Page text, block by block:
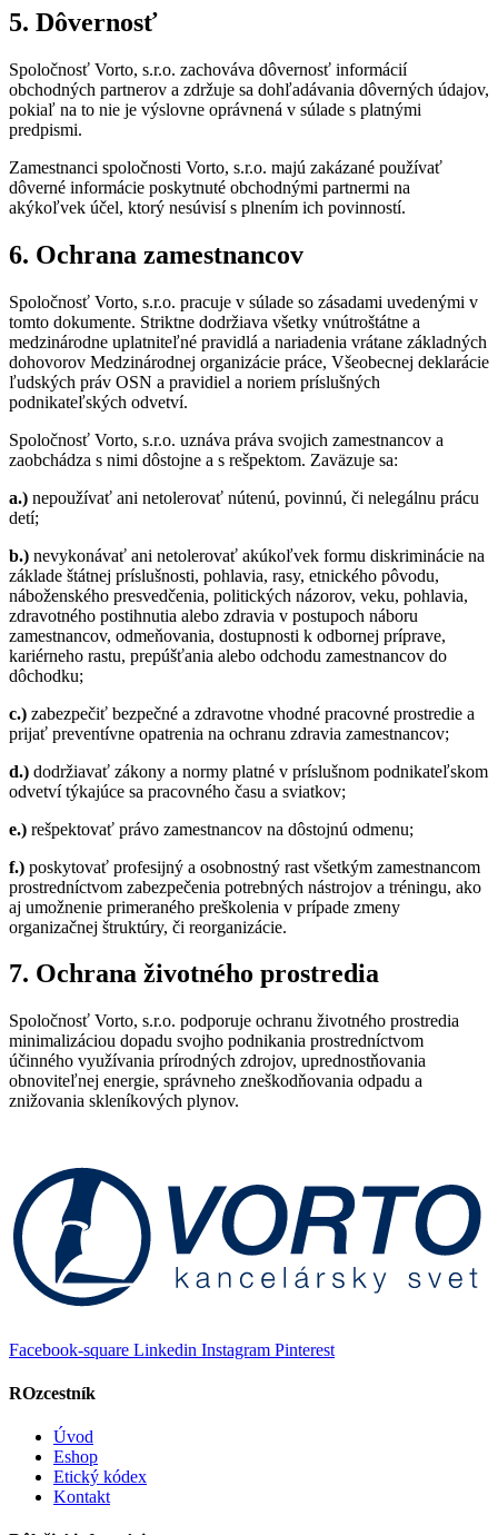
5. Dôvernosť
Spoločnosť Vorto, s.r.o. zachováva dôvernosť informácií
obchodných partnerov a zdržuje sa dohľadávania dôverných údajov,
pokiaľ na to nie je výslovne oprávnená v súlade s platnými
predpismi.
Zamestnanci spoločnosti Vorto, s.r.o. majú zakázané používať
dôverné informácie poskytnuté obchodnými partnermi na
akýkoľvek účel, ktorý nesúvisí s plnením ich povinností.
6. Ochrana zamestnancov
Spoločnosť Vorto, s.r.o. pracuje v súlade so zásadami uvedenými v
tomto dokumente. Striktne dodržiava všetky vnútroštátne a
medzinárodne uplatniteľné pravidlá a nariadenia vrátane základných
dohovorov Medzinárodnej organizácie práce, Všeobecnej deklarácie
ľudských práv OSN a pravidiel a noriem príslušných
podnikateľských odvetví.
Spoločnosť Vorto, s.r.o. uznáva práva svojich zamestnancov a
zaobchádza s nimi dôstojne a s rešpektom. Zaväzuje sa:
a.) nepoužívať ani netolerovať nútenú, povinnú, či nelegálnu prácu
detí;
b.) nevykonávať ani netolerovať akúkoľvek formu diskriminácie na
základe štátnej príslušnosti, pohlavia, rasy, etnického pôvodu,
náboženského presvedčenia, politických názorov, veku, pohlavia,
zdravotného postihnutia alebo zdravia v postupoch náboru
zamestnancov, odmeňovania, dostupnosti k odbornej príprave,
kariérneho rastu, prepúšťania alebo odchodu zamestnancov do
dôchodku;
c.) zabezpečiť bezpečné a zdravotne vhodné pracovné prostredie a
prijať preventívne opatrenia na ochranu zdravia zamestnancov;
d.) dodržiavať zákony a normy platné v príslušnom podnikateľskom
odvetví týkajúce sa pracovného času a sviatkov;
e.) rešpektovať právo zamestnancov na dôstojnú odmenu;
f.) poskytovať profesijný a osobnostný rast všetkým zamestnancom
prostredníctvom zabezpečenia potrebných nástrojov a tréningu, ako
aj umožnenie primeraného preškolenia v prípade zmeny
organizačnej štruktúry, či reorganizácie.
7. Ochrana životného prostredia
Spoločnosť Vorto, s.r.o. podporuje ochranu životného prostredia
minimalizáciou dopadu svojho podnikania prostredníctvom
účinného využívania prírodných zdrojov, uprednostňovania
obnoviteľnej energie, správneho zneškodňovania odpadu a
znižovania skleníkových plynov.
Facebook-square Linkedin Instagram Pinterest
ROzcestník
Úvod
Eshop
Etický kódex
Kontakt